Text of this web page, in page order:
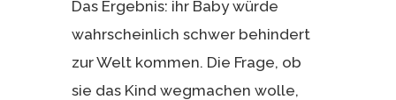
Das Ergebnis: ihr Baby würde
wahrscheinlich schwer behindert
zur Welt kommen. Die Frage, ob
sie das Kind wegmachen wolle,